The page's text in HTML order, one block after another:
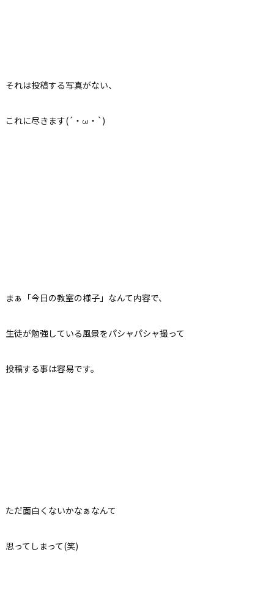
それは投稿する写真がない、
これに尽きます(´・ω・`)
まぁ「今日の教室の様子」なんて内容で、
生徒が勉強している風景をパシャパシャ撮って
投稿する事は容易です。
ただ面白くないかなぁなんて
思ってしまって(笑)